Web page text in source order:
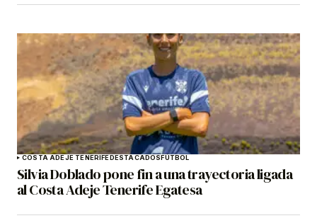
COSTA ADEJE TENERIFEDESTACADOSFÚTBOL
Silvia Doblado pone fin a una trayectoria ligada
al Costa Adeje Tenerife Egatesa